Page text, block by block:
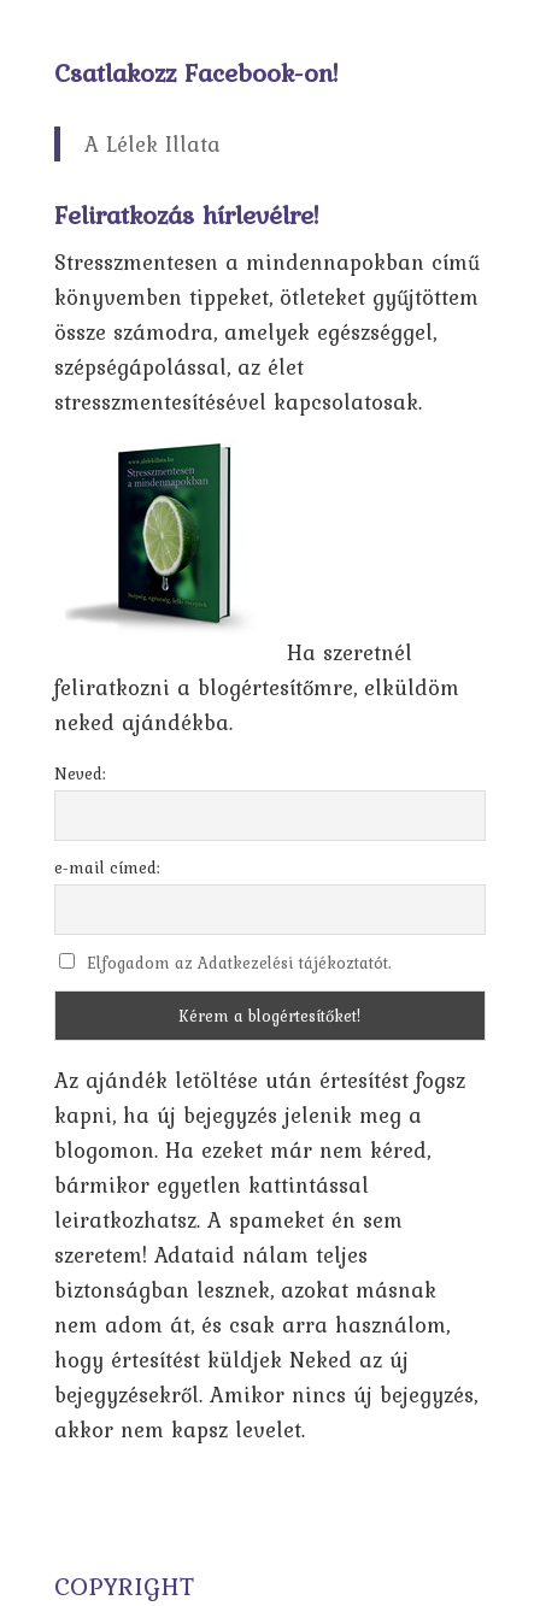
Csatlakozz Facebook-on!
A Lélek Illata
Feliratkozás hírlevélre!
Stresszmentesen a mindennapokban című
könyvemben tippeket, ötleteket gyűjtöttem
össze számodra, amelyek egészséggel,
szépségápolással, az élet
stresszmentesítésével kapcsolatosak.
Ha szeretnél
feliratkozni a blogértesítőmre, elküldöm
neked ajándékba.
Neved:
e-mail címed:
Elfogadom az Adatkezelési tájékoztatót.
Az ajándék letöltése után értesítést fogsz
kapni, ha új bejegyzés jelenik meg a
blogomon. Ha ezeket már nem kéred,
bármikor egyetlen kattintással
leiratkozhatsz. A spameket én sem
szeretem! Adataid nálam teljes
biztonságban lesznek, azokat másnak
nem adom át, és csak arra használom,
hogy értesítést küldjek Neked az új
bejegyzésekről. Amikor nincs új bejegyzés,
akkor nem kapsz levelet.
COPYRIGHT